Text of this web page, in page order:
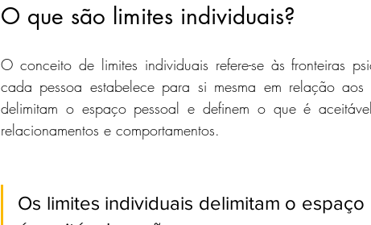
O que são limites individuais?
O conceito de limites individuais refere-se às fronteiras
cada pessoa estabelece para si mesma em relação aos
delimitam o espaço pessoal e definem o que é
relacionamentos e comportamentos.
Os limites individuais delimitam o